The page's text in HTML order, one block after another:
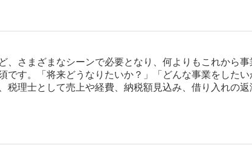
、さまざまなシーンで必要となり、何よりもこれから事
です。「将来どうなりたいか？」「どんな事業をしたい
税理士として売上や経費、納税額見込み、借り入れの返